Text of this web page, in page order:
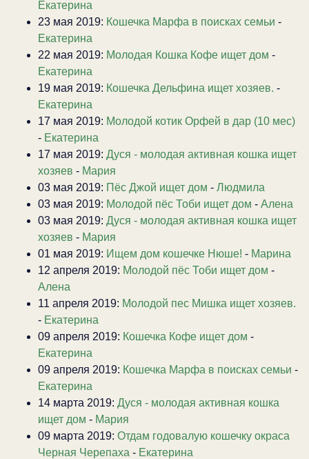
Екатерина
23 мая 2019: Кошечка Марфа в поисках семьи -
Екатерина
22 мая 2019: Молодая Кошка Кофе ищет дом -
Екатерина
19 мая 2019: Кошечка Дельфина ищет хозяев. -
Екатерина
17 мая 2019: Молодой котик Орфей в дар (10 мес)
- Екатерина
17 мая 2019: Дуся - молодая активная кошка ищет
хозяев - Мария
03 мая 2019: Пёс Джой ищет дом - Людмила
03 мая 2019: Молодой пёс Тоби ищет дом - Алена
03 мая 2019: Дуся - молодая активная кошка ищет
хозяев - Мария
01 мая 2019: Ищем дом кошечке Нюше! - Марина
12 апреля 2019: Молодой пёс Тоби ищет дом -
Алена
11 апреля 2019: Молодой пес Мишка ищет хозяев.
- Екатерина
09 апреля 2019: Кошечка Кофе ищет дом -
Екатерина
09 апреля 2019: Кошечка Марфа в поисках семьи -
Екатерина
14 марта 2019: Дуся - молодая активная кошка
ищет дом - Мария
09 марта 2019: Отдам годовалую кошечку окраса
Черная Черепаха - Екатерина